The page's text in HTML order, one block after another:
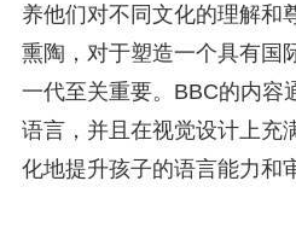
养他们对不同文化的理解和
熏陶，对于塑造一个具有国
一代至关重要。BBC的内容
语言，并且在视觉设计上充
化地提升孩子的语言能力和